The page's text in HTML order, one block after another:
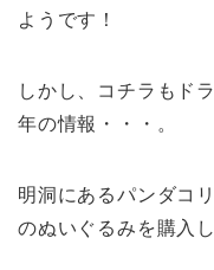
ようです！
しかし、コチラもド
年の情報・・・。
明洞にあるパンダコ
のぬいぐるみを購入